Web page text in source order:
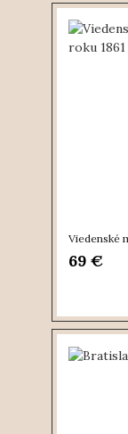
Viedenské
69 €